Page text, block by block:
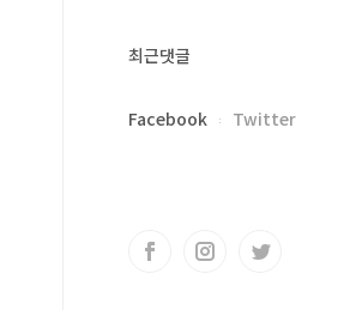
최근댓글
Facebook Twitter